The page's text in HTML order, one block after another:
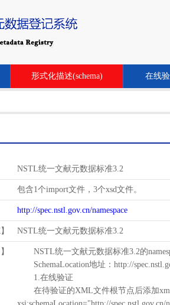
形式化描述(schema) 在线
NSTL统一文献元数据标准3.2
包含1个import文件，3个xsd文件。
http://spec.nstl.gov.cn/namespace
NSTL统一文献元数据标准3.2
NSTL统一文献元数据标准3.2的
SchemaLocation地址：http://
1.在线验证
在待验证的XML文件根节点后添加